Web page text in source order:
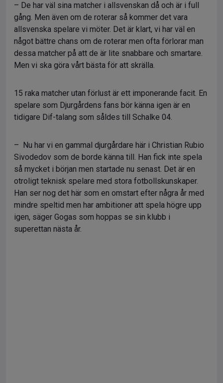
– De har väl sina matcher i allsvenskan då och är i full
gång. Men även om de roterar så kommer det vara
allsvenska spelare vi möter. Det är klart, vi har väl en
något bättre chans om de roterar men ofta förlorar man
dessa matcher på att de är lite snabbare och smartare.
Men vi ska göra vårt bästa för att skrälla.
15 raka matcher utan förlust är ett imponerande facit. En
spelare som Djurgårdens fans bör känna igen är en
tidigare Dif-talang som såldes till Schalke 04.
– Nu har vi en gammal djurgårdare här i Christian Rubio
Sivodedov som de borde känna till. Han fick inte spela
så mycket i början men startade nu senast. Det är en
otroligt teknisk spelare med stora fotbollskunskaper.
Han ser nog det här som en omstart efter några år med
mindre speltid men har ambitioner att spela högre upp
igen, säger Gogas som hoppas se sin klubb i
superettan nästa år.